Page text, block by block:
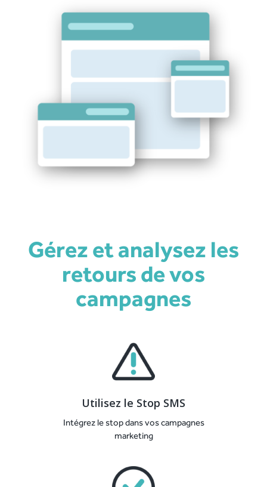
Gérez et analysez les
retours de vos
campagnes
Utilisez le Stop SMS
Intégrez le stop dans vos campagnes
marketing